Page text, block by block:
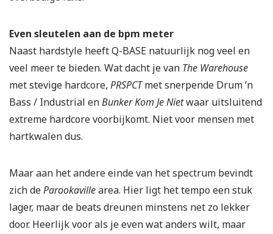
Even sleutelen aan de bpm meter
Naast hardstyle heeft Q-BASE natuurlijk nog veel en
veel meer te bieden. Wat dacht je van The Warehouse
met stevige hardcore, PRSPCTmet snerpende Drum ’n
Bass / Industrial enBunker Kom Je Nietwaar uitsluitend
extreme hardcore voorbijkomt. Niet voor mensen met
hartkwalen dus.
Maar aan het andere einde van het spectrum bevindt
zich deParookavillearea. Hier ligt het tempo een stuk
lager, maar de beats dreunen minstens net zo lekker
door. Heerlijk voor als je even wat anders wilt, maar